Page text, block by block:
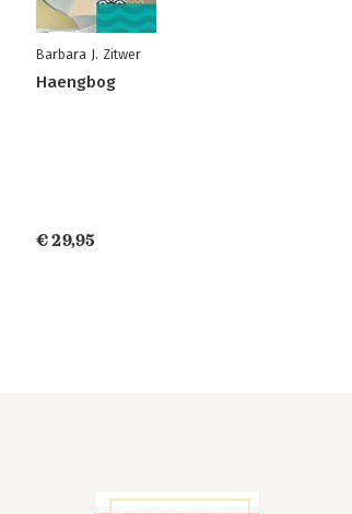
Barbara J. Zitwer
Haengbog
€ 29,95